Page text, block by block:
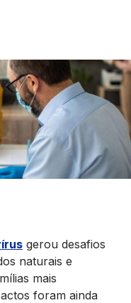
gerou desafios
naturais e
mais
foram ainda